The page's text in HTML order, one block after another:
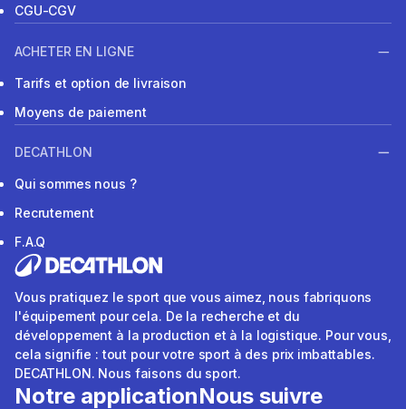
CGU-CGV
ACHETER EN LIGNE
Tarifs et option de livraison
Moyens de paiement
DECATHLON
Qui sommes nous ?
Recrutement
F.A.Q
Vous pratiquez le sport que vous aimez, nous fabriquons
l'équipement pour cela. De la recherche et du
développement à la production et à la logistique. Pour vous,
cela signifie : tout pour votre sport à des prix imbattables.
DECATHLON. Nous faisons du sport.
Notre applicationNous suivre